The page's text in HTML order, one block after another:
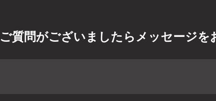
ご質問がございましたらメッセージを